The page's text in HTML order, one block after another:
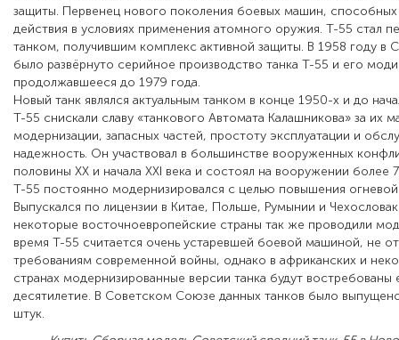
защиты. Первенец нового поколения боевых машин,
действия в условиях применения атомного оружия. Т-55 стал
танком, получившим комплекс активной защиты. В 1958 году в
было развёрнуто серийное производство танка Т-55 и его
продолжавшееся до 1979 года.
Новый танк являлся актуальным танком в конце 1950-х и до
Т-55 снискали славу «танкового Автомата Калашникова» за их
модернизации, запасных частей, простоту эксплуатации и
надежность. Он участвовал в большинстве вооруженных
половины ХХ и начала ХХI века и состоял на вооружении более
Т-55 постоянно модернизировался с целью повышения
Выпускался по лицензии в Китае, Польше, Румынии и
некоторые восточноевропейские страны так же проводили
время Т-55 считается очень устаревшей боевой машиной, не
требованиям современной войны, однако в африканских и
странах модернизированные версии танка будут
десятилетие. В Советском Союзе данных танков было
штук.